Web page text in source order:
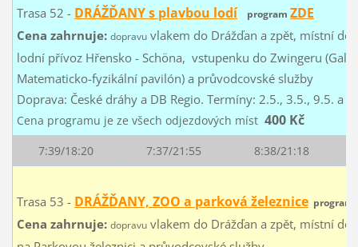
Trasa 52 - DRÁŽĎANY s plavbou lodí program ZDE
Cena zahrnuje: dopravuvlakem do Drážďan a zpět, místní
lodní přívoz Hřensko - Schöna, vstupenku do Zwingeru
Matematicko-fyzikální pavilón) a průvodcovské služby
Doprava: České dráhy a DB Regio. Termíny: 2.5., 3.5., 9.5. a
Cena programu je ze všech odjezdových míst 400 Kč
7:39/18:20 7:37/21:55 8:38/21:18
Trasa 53 - DRÁŽĎANY, ZOO a parková železniceprogram
Cena zahrnuje: dopravuvlakem do Drážďan a zpět, místní